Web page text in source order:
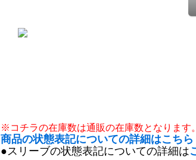
※コチラの在庫数は通販の在庫数となります
商品の状態表記についての詳細はこち
●スリーブの状態表記についての詳細は